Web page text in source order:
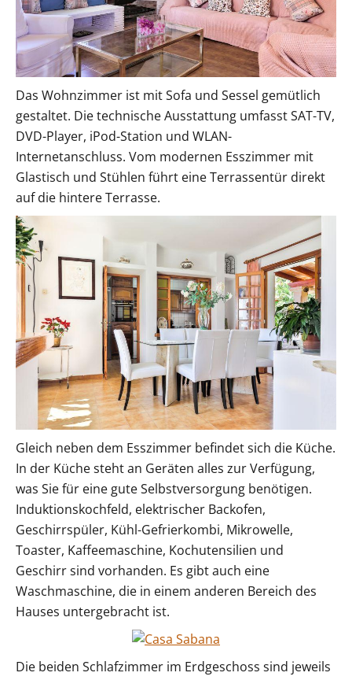
Das Wohnzimmer ist mit Sofa und Sessel gemütlich
gestaltet. Die technische Ausstattung umfasst SAT-TV,
DVD-Player, iPod-Station und WLAN-
Internetanschluss. Vom modernen Esszimmer mit
Glastisch und Stühlen führt eine Terrassentür direkt
auf die hintere Terrasse.
Gleich neben dem Esszimmer befindet sich die Küche.
In der Küche steht an Geräten alles zur Verfügung,
was Sie für eine gute Selbstversorgung benötigen.
Induktionskochfeld, elektrischer Backofen,
Geschirrspüler, Kühl-Gefrierkombi, Mikrowelle,
Toaster, Kaffeemaschine, Kochutensilien und
Geschirr sind vorhanden. Es gibt auch eine
Waschmaschine, die in einem anderen Bereich des
Hauses untergebracht ist.
Die beiden Schlafzimmer im Erdgeschoss sind jeweils